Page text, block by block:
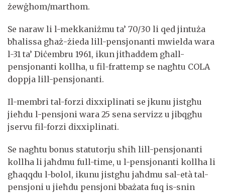
żewġhom/marthom.
Se naraw li l-mekkaniżmu ta’ 70/30 li qed jintuża
bħalissa għaż-żieda lill-pensjonanti mwielda wara
l-31 ta’ Diċembru 1961, ikun jitħaddem għall-
pensjonanti kollha, u fil-frattemp se nagħtu COLA
doppja lill-pensjonanti.
Il-membri tal-forzi dixxiplinati se jkunu jistgħu
jieħdu l-pensjoni wara 25 sena servizz u jibqgħu
jservu fil-forzi dixxiplinati.
Se nagħtu bonus statutorju sħiħ lill-pensjonanti
kollha li jaħdmu full-time, u l-pensjonanti kollha li
għaqqdu l-bolol, ikunu jistgħu jaħdmu sal-età tal-
pensjoni u jieħdu pensjoni bbażata fuq is-snin